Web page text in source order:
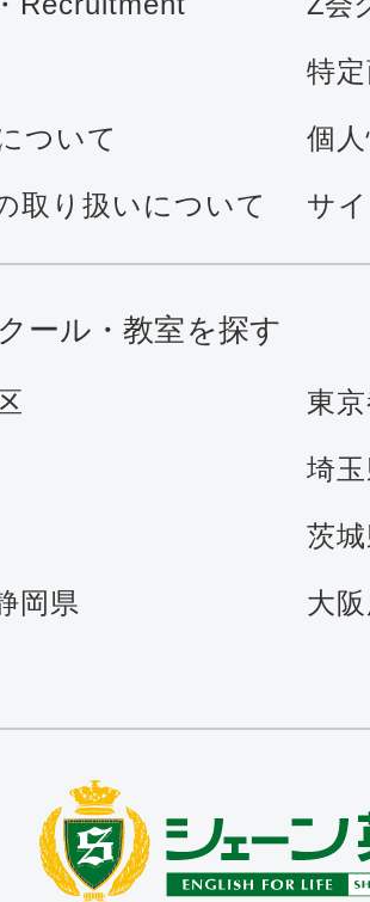
特
ついて 個
取り扱いについて サ
ール・教室を探す
東
埼
茨
岡県 大